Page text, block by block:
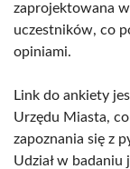
zaprojektowana
uczestników, co
opiniami.
Link do ankiety
Urzędu Miasta,
zapoznania się z
Udział w badaniu